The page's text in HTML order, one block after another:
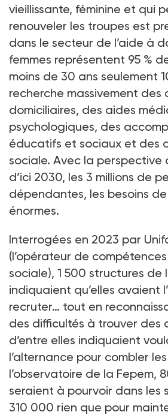
vieillissante, féminine et qui
renouveler les troupes est
dans le secteur de l’aide à
femmes représentent 95 %
moins de 30 ans seulement
recherche massivement des
domiciliaires, des aides
psychologiques, des
éducatifs et sociaux et des
sociale. Avec la perspective
d’ici 2030, les 3 millions de
dépendantes, les besoins
énormes.
Interrogées en 2023 par
(l’opérateur de
sociale), 1 500 structures de
indiquaient qu’elles avaient
recruter… tout en
des difficultés à trouver des
d’entre elles indiquaient
l’alternance pour combler
l’observatoire de la Fepem,
seraient à pourvoir dans les
310 000 rien que pour